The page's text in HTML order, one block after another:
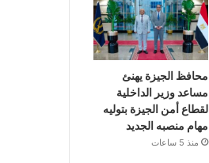
محافظ الجيزة يهنئ
مساعد وزير الداخلية
لقطاع أمن الجيزة بتوليه
مهام منصبه الجديد
منذ 5 ساعات